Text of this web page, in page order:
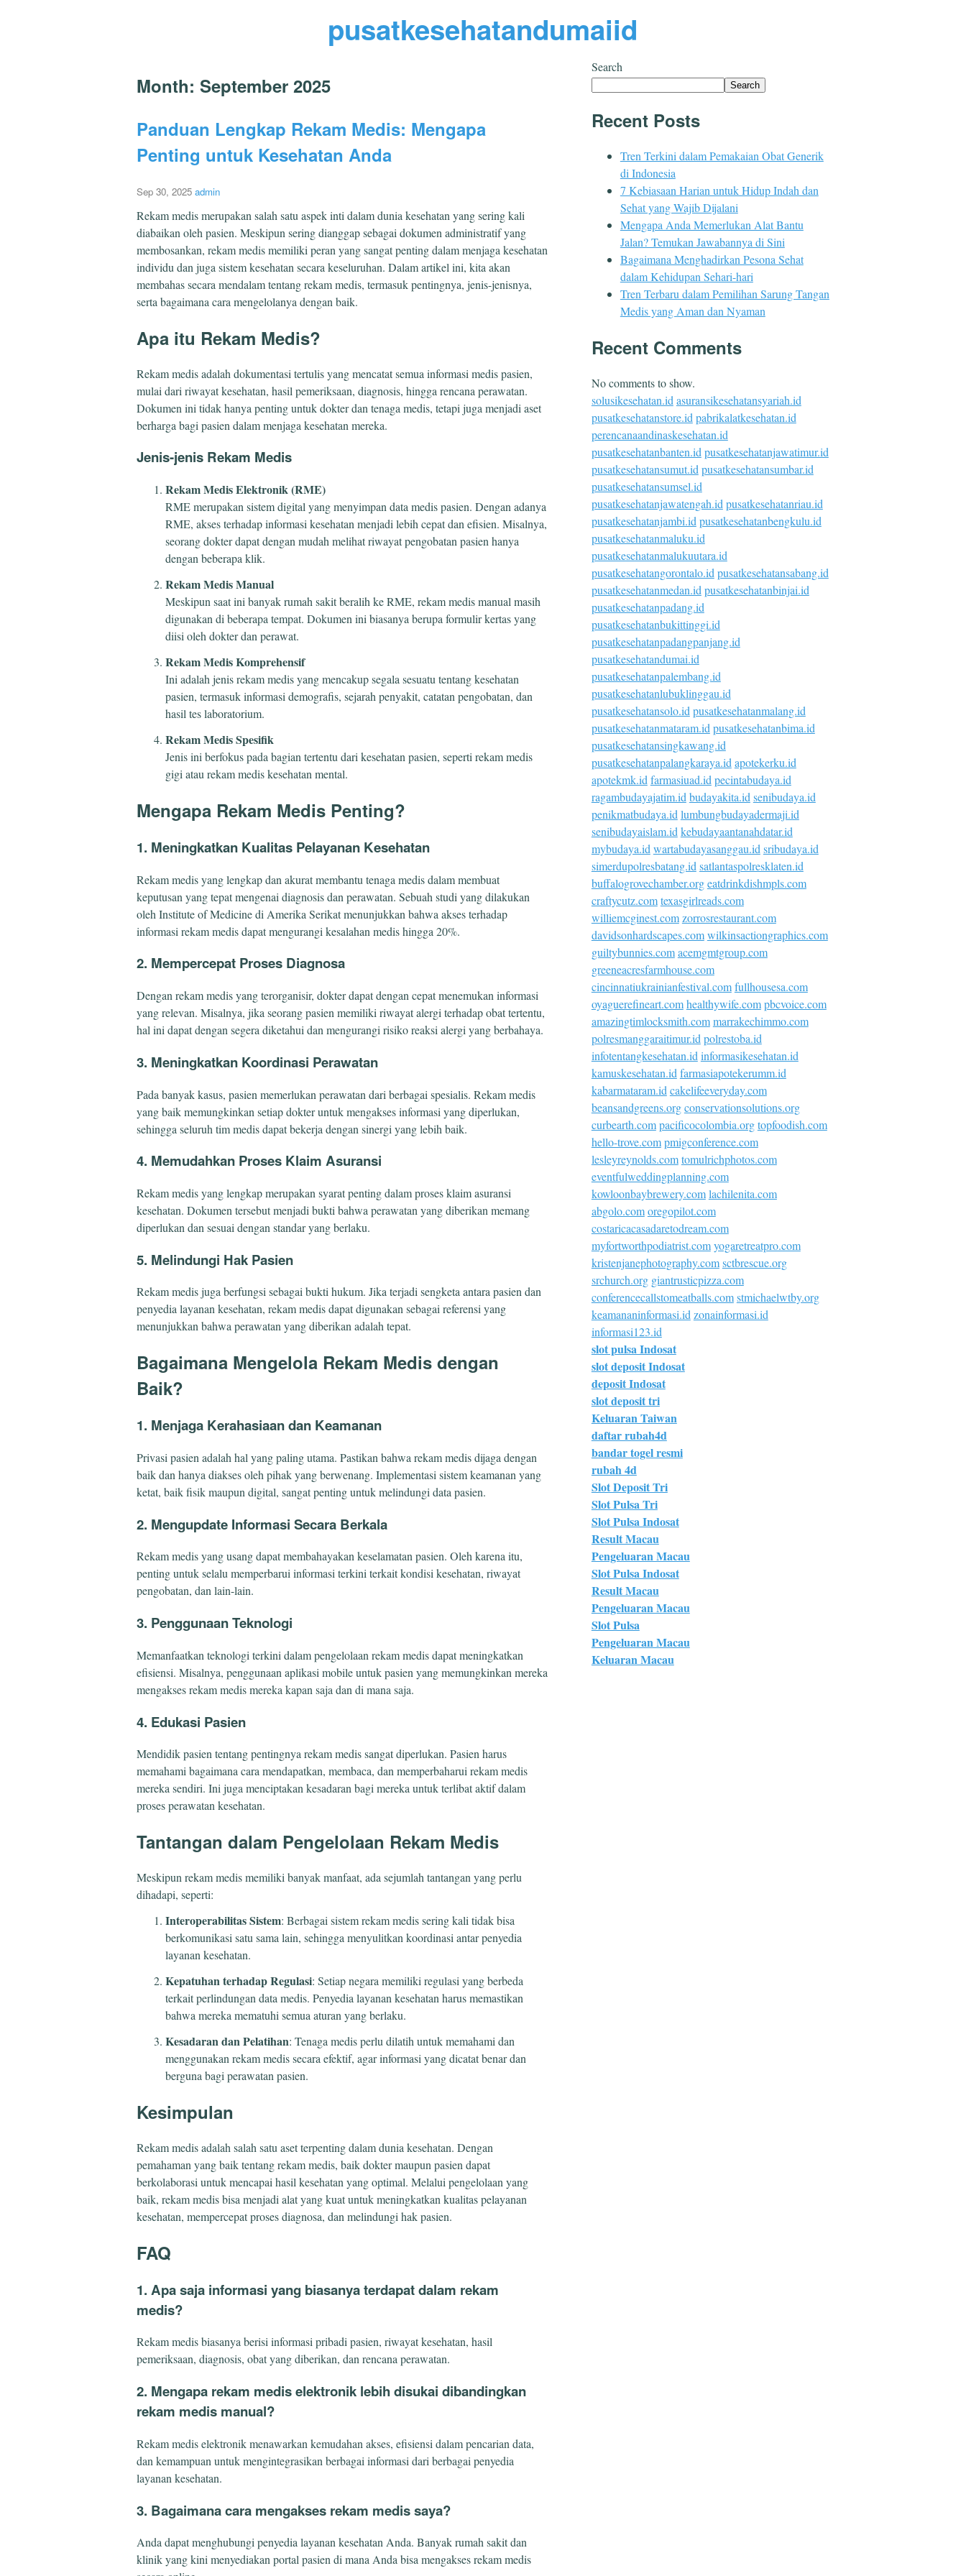
pusatkesehatandumaiid
Month: September 2025
Panduan Lengkap Rekam Medis: Mengapa
Penting untuk Kesehatan Anda
Sep 30, 2025 admin
Rekam medis merupakan salah satu aspek inti dalam dunia kesehatan yang sering kali
diabaikan oleh pasien. Meskipun sering dianggap sebagai dokumen administratif yang
membosankan, rekam medis memiliki peran yang sangat penting dalam menjaga kesehatan
individu dan juga sistem kesehatan secara keseluruhan. Dalam artikel ini, kita akan
membahas secara mendalam tentang rekam medis, termasuk pentingnya, jenis-jenisnya,
serta bagaimana cara mengelolanya dengan baik.
Apa itu Rekam Medis?
Rekam medis adalah dokumentasi tertulis yang mencatat semua informasi medis pasien,
mulai dari riwayat kesehatan, hasil pemeriksaan, diagnosis, hingga rencana perawatan.
Dokumen ini tidak hanya penting untuk dokter dan tenaga medis, tetapi juga menjadi aset
berharga bagi pasien dalam menjaga kesehatan mereka.
Jenis-jenis Rekam Medis
Rekam Medis Elektronik (RME)
RME merupakan sistem digital yang menyimpan data medis pasien. Dengan adanya
RME, akses terhadap informasi kesehatan menjadi lebih cepat dan efisien. Misalnya,
seorang dokter dapat dengan mudah melihat riwayat pengobatan pasien hanya
dengan beberapa klik.
Rekam Medis Manual
Meskipun saat ini banyak rumah sakit beralih ke RME, rekam medis manual masih
digunakan di beberapa tempat. Dokumen ini biasanya berupa formulir kertas yang
diisi oleh dokter dan perawat.
Rekam Medis Komprehensif
Ini adalah jenis rekam medis yang mencakup segala sesuatu tentang kesehatan
pasien, termasuk informasi demografis, sejarah penyakit, catatan pengobatan, dan
hasil tes laboratorium.
Rekam Medis Spesifik
Jenis ini berfokus pada bagian tertentu dari kesehatan pasien, seperti rekam medis
gigi atau rekam medis kesehatan mental.
Mengapa Rekam Medis Penting?
1. Meningkatkan Kualitas Pelayanan Kesehatan
Rekam medis yang lengkap dan akurat membantu tenaga medis dalam membuat
keputusan yang tepat mengenai diagnosis dan perawatan. Sebuah studi yang dilakukan
oleh Institute of Medicine di Amerika Serikat menunjukkan bahwa akses terhadap
informasi rekam medis dapat mengurangi kesalahan medis hingga 20%.
2. Mempercepat Proses Diagnosa
Dengan rekam medis yang terorganisir, dokter dapat dengan cepat menemukan informasi
yang relevan. Misalnya, jika seorang pasien memiliki riwayat alergi terhadap obat tertentu,
hal ini dapat dengan segera diketahui dan mengurangi risiko reaksi alergi yang berbahaya.
3. Meningkatkan Koordinasi Perawatan
Pada banyak kasus, pasien memerlukan perawatan dari berbagai spesialis. Rekam medis
yang baik memungkinkan setiap dokter untuk mengakses informasi yang diperlukan,
sehingga seluruh tim medis dapat bekerja dengan sinergi yang lebih baik.
4. Memudahkan Proses Klaim Asuransi
Rekam medis yang lengkap merupakan syarat penting dalam proses klaim asuransi
kesehatan. Dokumen tersebut menjadi bukti bahwa perawatan yang diberikan memang
diperlukan dan sesuai dengan standar yang berlaku.
5. Melindungi Hak Pasien
Rekam medis juga berfungsi sebagai bukti hukum. Jika terjadi sengketa antara pasien dan
penyedia layanan kesehatan, rekam medis dapat digunakan sebagai referensi yang
menunjukkan bahwa perawatan yang diberikan adalah tepat.
Bagaimana Mengelola Rekam Medis dengan
Baik?
1. Menjaga Kerahasiaan dan Keamanan
Privasi pasien adalah hal yang paling utama. Pastikan bahwa rekam medis dijaga dengan
baik dan hanya diakses oleh pihak yang berwenang. Implementasi sistem keamanan yang
ketat, baik fisik maupun digital, sangat penting untuk melindungi data pasien.
2. Mengupdate Informasi Secara Berkala
Rekam medis yang usang dapat membahayakan keselamatan pasien. Oleh karena itu,
penting untuk selalu memperbarui informasi terkini terkait kondisi kesehatan, riwayat
pengobatan, dan lain-lain.
3. Penggunaan Teknologi
Memanfaatkan teknologi terkini dalam pengelolaan rekam medis dapat meningkatkan
efisiensi. Misalnya, penggunaan aplikasi mobile untuk pasien yang memungkinkan mereka
mengakses rekam medis mereka kapan saja dan di mana saja.
4. Edukasi Pasien
Mendidik pasien tentang pentingnya rekam medis sangat diperlukan. Pasien harus
memahami bagaimana cara mendapatkan, membaca, dan memperbaharui rekam medis
mereka sendiri. Ini juga menciptakan kesadaran bagi mereka untuk terlibat aktif dalam
proses perawatan kesehatan.
Tantangan dalam Pengelolaan Rekam Medis
Meskipun rekam medis memiliki banyak manfaat, ada sejumlah tantangan yang perlu
dihadapi, seperti:
Interoperabilitas Sistem: Berbagai sistem rekam medis sering kali tidak bisa
berkomunikasi satu sama lain, sehingga menyulitkan koordinasi antar penyedia
layanan kesehatan.
Kepatuhan terhadap Regulasi: Setiap negara memiliki regulasi yang berbeda
terkait perlindungan data medis. Penyedia layanan kesehatan harus memastikan
bahwa mereka mematuhi semua aturan yang berlaku.
Kesadaran dan Pelatihan: Tenaga medis perlu dilatih untuk memahami dan
menggunakan rekam medis secara efektif, agar informasi yang dicatat benar dan
berguna bagi perawatan pasien.
Kesimpulan
Rekam medis adalah salah satu aset terpenting dalam dunia kesehatan. Dengan
pemahaman yang baik tentang rekam medis, baik dokter maupun pasien dapat
berkolaborasi untuk mencapai hasil kesehatan yang optimal. Melalui pengelolaan yang
baik, rekam medis bisa menjadi alat yang kuat untuk meningkatkan kualitas pelayanan
kesehatan, mempercepat proses diagnosa, dan melindungi hak pasien.
FAQ
1. Apa saja informasi yang biasanya terdapat dalam rekam
medis?
Rekam medis biasanya berisi informasi pribadi pasien, riwayat kesehatan, hasil
pemeriksaan, diagnosis, obat yang diberikan, dan rencana perawatan.
2. Mengapa rekam medis elektronik lebih disukai dibandingkan
rekam medis manual?
Rekam medis elektronik menawarkan kemudahan akses, efisiensi dalam pencarian data,
dan kemampuan untuk mengintegrasikan berbagai informasi dari berbagai penyedia
layanan kesehatan.
3. Bagaimana cara mengakses rekam medis saya?
Anda dapat menghubungi penyedia layanan kesehatan Anda. Banyak rumah sakit dan
klinik yang kini menyediakan portal pasien di mana Anda bisa mengakses rekam medis
Search
Search
Recent Posts
Tren Terkini dalam Pemakaian Obat Generik
di Indonesia
7 Kebiasaan Harian untuk Hidup Indah dan
Sehat yang Wajib Dijalani
Mengapa Anda Memerlukan Alat Bantu
Jalan? Temukan Jawabannya di Sini
Bagaimana Menghadirkan Pesona Sehat
dalam Kehidupan Sehari-hari
Tren Terbaru dalam Pemilihan Sarung Tangan
Medis yang Aman dan Nyaman
Recent Comments
No comments to show.
solusikesehatan.id asuransikesehatansyariah.id
pusatkesehatanstore.id pabrikalatkesehatan.id
perencanaandinaskesehatan.id
pusatkesehatanbanten.id pusatkesehatanjawatimur.id
pusatkesehatansumut.id pusatkesehatansumbar.id
pusatkesehatansumsel.id
pusatkesehatanjawatengah.id pusatkesehatanriau.id
pusatkesehatanjambi.id pusatkesehatanbengkulu.id
pusatkesehatanmaluku.id
pusatkesehatanmalukuutara.id
pusatkesehatangorontalo.id pusatkesehatansabang.id
pusatkesehatanmedan.id pusatkesehatanbinjai.id
pusatkesehatanpadang.id
pusatkesehatanbukittinggi.id
pusatkesehatanpadangpanjang.id
pusatkesehatandumai.id
pusatkesehatanpalembang.id
pusatkesehatanlubuklinggau.id
pusatkesehatansolo.id pusatkesehatanmalang.id
pusatkesehatanmataram.id pusatkesehatanbima.id
pusatkesehatansingkawang.id
pusatkesehatanpalangkaraya.id apotekerku.id
apotekmk.id farmasiuad.id pecintabudaya.id
ragambudayajatim.id budayakita.id senibudaya.id
penikmatbudaya.id lumbungbudayadermaji.id
senibudayaislam.id kebudayaantanahdatar.id
mybudaya.id wartabudayasanggau.id sribudaya.id
simerdupolresbatang.id satlantaspolresklaten.id
buffalogrovechamber.orgeatdrinkdishmpls.com
craftycutz.comtexasgirlreads.com
williemcginest.comzorrosrestaurant.com
davidsonhardscapes.comwilkinsactiongraphics.com
guiltybunnies.comacemgmtgroup.com
greeneacresfarmhouse.com
cincinnatiukrainianfestival.comfullhousesa.com
oyaguerefineart.comhealthywife.compbcvoice.com
amazingtimlocksmith.commarrakechimmo.com
polresmanggaraitimur.id polrestoba.id
infotentangkesehatan.id informasikesehatan.id
kamuskesehatan.id farmasiapotekerumm.id
kabarmataram.id cakelifeeveryday.com
beansandgreens.orgconservationsolutions.org
curbearth.compacificocolombia.orgtopfoodish.com
hello-trove.compmigconference.com
lesleyreynolds.comtomulrichphotos.com
eventfulweddingplanning.com
kowloonbaybrewery.comlachilenita.com
abgolo.comoregopilot.com
costaricacasadaretodream.com
myfortworthpodiatrist.comyogaretreatpro.com
kristenjanephotography.comsctbrescue.org
srchurch.org giantrusticpizza.com
conferencecallstomeatballs.comstmichaelwtby.org
keamananinformasi.id zonainformasi.id
informasi123.id
slot pulsa Indosat
slot deposit Indosat
deposit Indosat
slot deposit tri
Keluaran Taiwan
daftar rubah4d
bandar togel resmi
rubah 4d
Slot Deposit Tri
Slot Pulsa Tri
Slot Pulsa Indosat
Result Macau
Pengeluaran Macau
Slot Pulsa Indosat
Result Macau
Pengeluaran Macau
Slot Pulsa
Pengeluaran Macau
Keluaran Macau